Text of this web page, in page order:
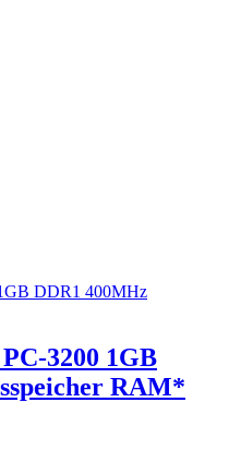
3200 1GB
RAM*